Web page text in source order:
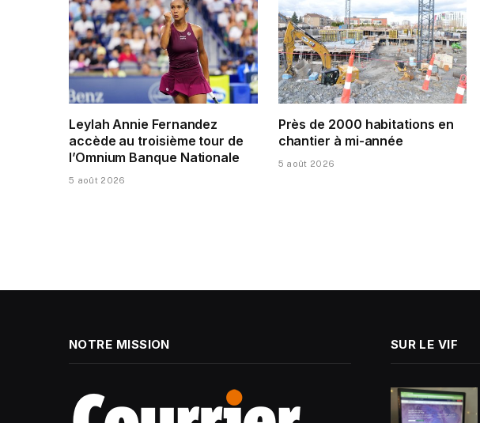
Leylah Annie Fernandez
accède au troisième tour de
l’Omnium Banque Nationale
5 août 2026
Près de 2000 habitations en
chantier à mi-année
5 août 2026
NOTRE MISSION SUR LE VIF